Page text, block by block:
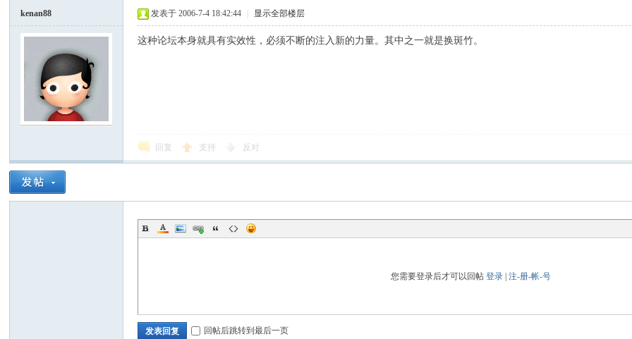
kenan88 发表于 2006-7-4 18:42:44 显示全部楼层
这种论坛本身就具有实效性，必须不断的注入新的力量。其中之一就是换斑竹。
回复 支持 反对
您需要登录后才可以回帖 登录| 注-册-帐-号
发表回复 回帖后跳转到最后一页